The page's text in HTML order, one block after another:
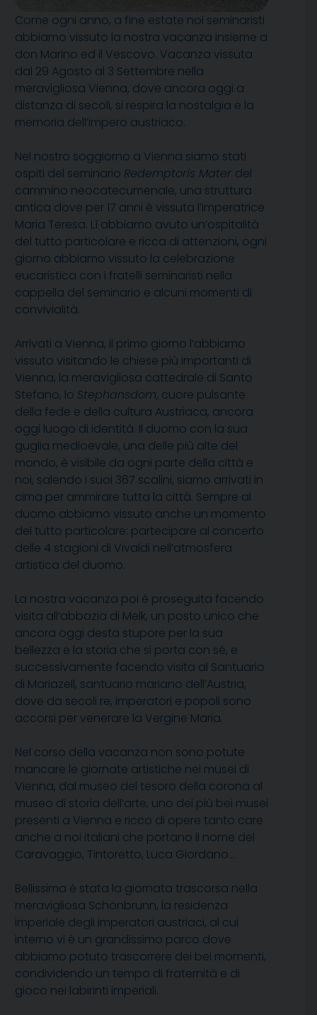
Come ogni anno, a fine estate noi seminaristi
abbiamo vissuto la nostra vacanza insieme a
don Marino ed il Vescovo. Vacanza vissuta
dal 29 Agosto al 3 Settembre nella
meravigliosa Vienna, dove ancora oggi a
distanza di secoli, si respira la nostalgia e la
memoria dell’impero austriaco.
Nel nostro soggiorno a Vienna siamo stati
ospiti del seminario Redemptoris Mater del
cammino neocatecumenale, una struttura
antica dove per 17 anni è vissuta l’imperatrice
Maria Teresa. Lì abbiamo avuto un’ospitalità
del tutto particolare e ricca di attenzioni, ogni
giorno abbiamo vissuto la celebrazione
eucaristica con i fratelli seminaristi nella
cappella del seminario e alcuni momenti di
convivialità.
Arrivati a Vienna, il primo giorno l’abbiamo
vissuto visitando le chiese più importanti di
Vienna, la meravigliosa cattedrale di Santo
Stefano, lo Stephansdom, cuore pulsante
della fede e della cultura Austriaca, ancora
oggi luogo di identità. Il duomo con la sua
guglia medioevale, una delle più alte del
mondo, è visibile da ogni parte della città e
noi, salendo i suoi 367 scalini, siamo arrivati in
cima per ammirare tutta la città. Sempre al
duomo abbiamo vissuto anche un momento
del tutto particolare: partecipare al concerto
delle 4 stagioni di Vivaldi nell’atmosfera
artistica del duomo.
La nostra vacanza poi è proseguita facendo
visita all’abbazia di Melk, un posto unico che
ancora oggi desta stupore per la sua
bellezza e la storia che si porta con sé, e
successivamente facendo visita al Santuario
di Mariazell, santuario mariano dell’Austria,
dove da secoli re, imperatori e popoli sono
accorsi per venerare la Vergine Maria.
Nel corso della vacanza non sono potute
mancare le giornate artistiche nei musei di
Vienna, dal museo del tesoro della corona al
museo di storia dell’arte, uno dei più bei musei
presenti a Vienna e ricco di opere tanto care
anche a noi italiani che portano il nome del
Caravaggio, Tintoretto, Luca Giordano…
Bellissima è stata la giornata trascorsa nella
meravigliosa Schönbrunn, la residenza
imperiale degli imperatori austriaci, al cui
interno vi è un grandissimo parco dove
abbiamo potuto trascorrere dei bei momenti,
condividendo un tempo di fraternità e di
gioco nei labirinti imperiali.